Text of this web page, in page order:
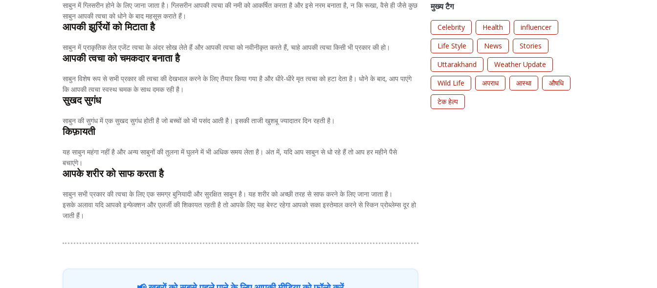
साबुन में ग्लिसरीन होने के लिए जाना जाता है। ग्लिसरीन आपकी त्वचा की नमी को आकर्षित करता है और इसे नरम बनाता है, न कि रूखा, वैसे ही जैसे कुछ
साबुन आपकी त्वचा को धोने के बाद महसूस कराते हैं।
आपकी झुर्रियों को मिटाता है
साबुन में प्राकृतिक तेल एजेंट त्वचा के अंदर सोख लेते हैं और आपकी त्वचा को नवीनीकृत करते हैं, चाहे आपकी त्वचा किसी भी प्रकार की हो।
आपकी त्वचा को चमकदार बनाता है
साबुन विशेष रूप से सभी प्रकार की त्वचा की देखभाल करने के लिए तैयार किया गया है और धीरे-धीरे मृत त्वचा को हटा देता है। धोने के बाद, आप पाएंगे
कि आपकी त्वचा स्वस्थ चमक के साथ दमक रही है।
सुखद सुगंध
साबुन की सुगंध में एक सुखद सुगंध होती है जो बच्चों को भी पसंद आती है। इसकी ताजी खुशबू ज्यादातर दिन रहती है।
किफ़ायती
यह साबुन महंगा नहीं है और अन्य साबुनों की तुलना में घुलने में भी अधिक समय लेता है। अंत में, यदि आप साबुन से धो रहे हैं तो आप हर महीने पैसे
बचाएंगे।
आपके शरीर को साफ करता है
साबुन सभी प्रकार की त्वचा के लिए एक समग्र बुनियादी और सुरक्षित साबुन है। यह शरीर को अच्छी तरह से साफ करने के लिए जाना जाता है।
इसके अलावा यदि आपको इन्फेक्शन और एलर्जी की शिकायत रहती है तो आपके लिए यह बेस्ट रहेगा आपको सका इस्तेमाल करने से स्किन प्रोब्लेम्स दूर हो
जाती हैं।
मुख्य टैग
Celebrity Health
influencer
Life Style
News
Stories
Uttarakhand
Weather Update
Wild Life
अपराध आस्था
औषधि
टेक हेल्प